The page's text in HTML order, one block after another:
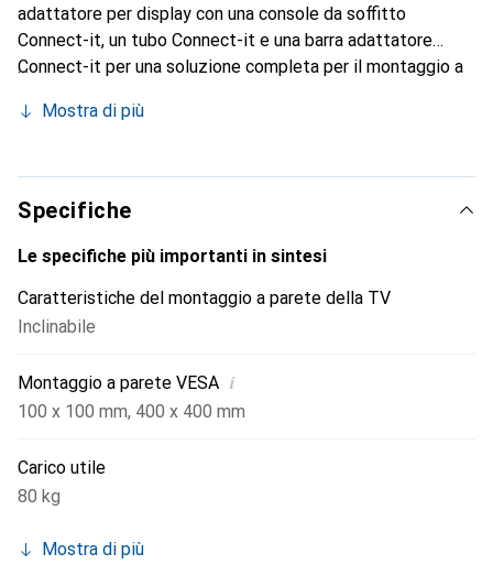
adattatore per display con una console da soffitto
Connect-it, un tubo Connect-it e una barra adattatore
Connect-it per una soluzione completa per il montaggio a
mm.Mostra di più
Specifiche
Le specifiche più importanti in sintesi
Caratteristiche del montaggio a parete della TV
Inclinabile
Montaggio a parete VESA i
100 x 100 mm, 400 x 400 mm
Carico utile
80 kg
Mostra di più